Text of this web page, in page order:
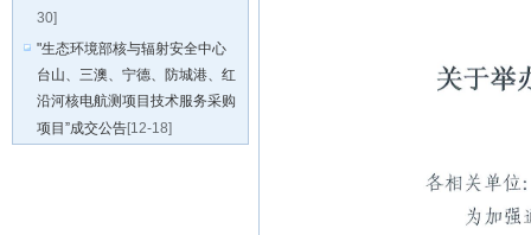
30]
"生态环境部核与辐射安全中心
台山、三澳、宁德、防城港、红
沿河核电航测项目技术服务采购
项目”成交公告[12-18]